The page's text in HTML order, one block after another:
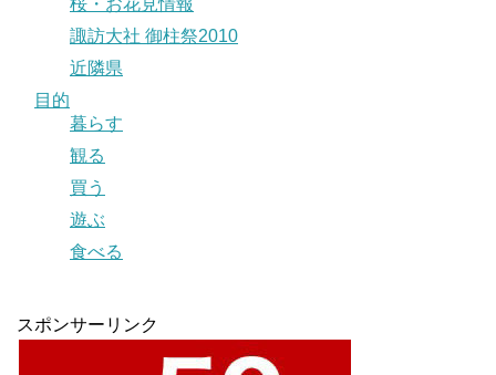
桜・お花見情報
諏訪大社 御柱祭2010
近隣県
目的
暮らす
観る
買う
遊ぶ
食べる
スポンサーリンク